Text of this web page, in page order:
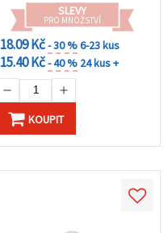
SLEVY
PRO MNOŽSTVÍ
18.09 Kč- 30 %6-23 kus
15.40 Kč- 40 % 24 kus +
KOUPIT